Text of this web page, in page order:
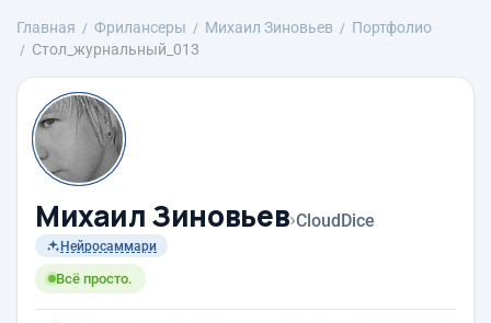
Главная Фрилансеры Михаил Зиновьев
Портфолио
Стол_журнальный_013
Михаил Зиновьев›CloudDice
Нейросаммари
Всё просто.